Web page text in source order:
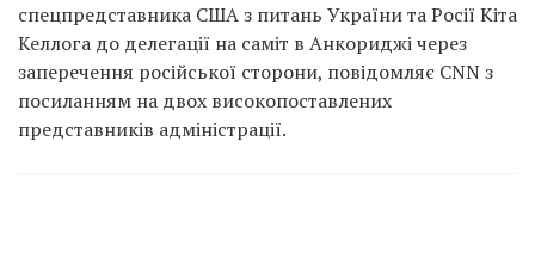
спецпредставника США з питань України та Росії Кіта
Келлога до делегації на саміт в Анкориджі через
заперечення російської сторони, повідомляє CNN з
посиланням на двох високопоставлених
представників адміністрації.